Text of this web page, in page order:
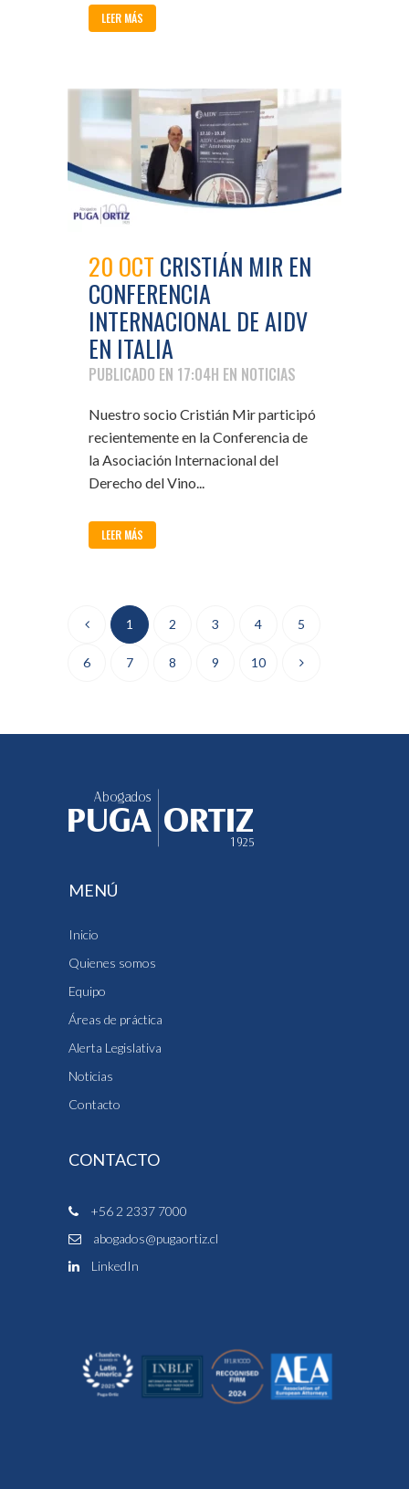
LEER MÁS
20 OCT CRISTIÁN MIR EN
CONFERENCIA
INTERNACIONAL DE AIDV
EN ITALIA
PUBLICADO EN 17:04H EN NOTICIAS
Nuestro socio Cristián Mir participó
recientemente en la Conferencia de
la Asociación Internacional del
Derecho del Vino...
LEER MÁS
1 2 3 4 5
6 7 8 9 10
MENÚ
Inicio
Quienes somos
Equipo
Áreas de práctica
Alerta Legislativa
Noticias
Contacto
CONTACTO
+56 2 2337 7000
abogados@pugaortiz.cl
LinkedIn